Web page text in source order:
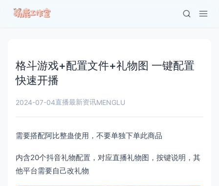
格斗游戏+配置文件+礼物图 一键配置
快速开播
2024-07-04直播最新资讯MENGLU
需要搭配阿比整蛊使用，不要单独下单此商品
内含20个抖音礼物配置，对应直播礼物图，按键说明，其
他平台需要自己改礼物